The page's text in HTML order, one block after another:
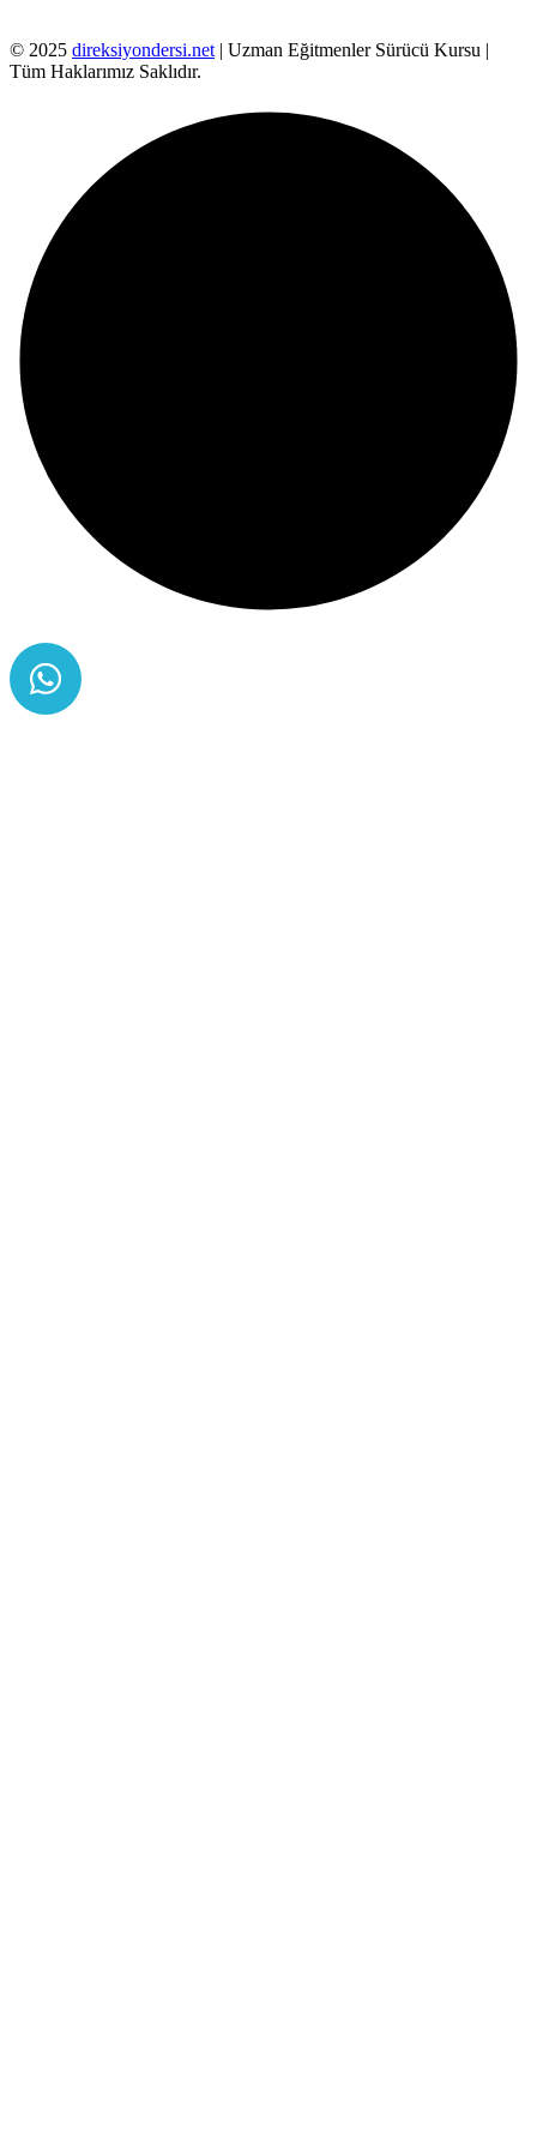
© 2025 direksiyondersi.net | Uzman Eğitmenler Sürücü Kursu |
Tüm Haklarımız Saklıdır.